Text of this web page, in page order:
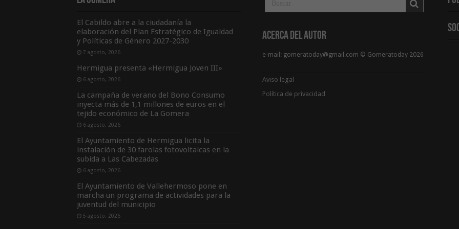
El Cabildo abre a la ciudadanía la
elaboración del Plan Estratégico de Igualdad
y Políticas de Género 2027-2030
7 agosto, 2026
Hermigua presenta «Hermigua Joven III»
6 agosto, 2026
La campaña de verano del Bono Consumo
inyecta más de 1,1 millones de euros en el
tejido económico de La Gomera
6 agosto, 2026
El Ayuntamiento de Hermigua licita la
instalación de 30 farolas fotovoltaicas en la
subida a Las Cabezadas
6 agosto, 2026
El Ayuntamiento de Vallehermoso pone en
marcha un programa de actividades para la
juventud del municipio
5 agosto, 2026
Acerca del Autor
e-mail: gomeratoday@gmail.com © Gomeratoday 2026
Aviso legal
Política de privacidad